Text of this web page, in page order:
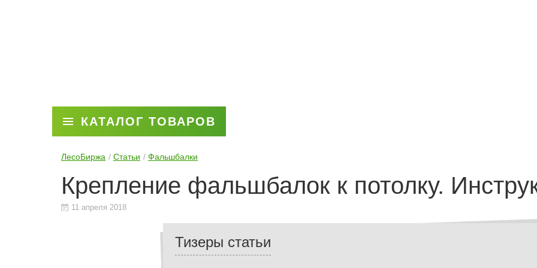
КАТАЛОГ ТОВАРОВ
ЛесоБиржа Статьи Фальшбалки
Крепление фальшбалок к потолку.
11 апреля 2018
Тизеры статьи